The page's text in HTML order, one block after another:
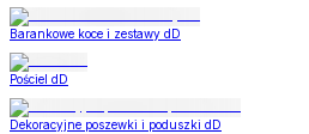
Barankowe koce i zestawy dD
Pościel dD
Dekoracyjne poszewki i poduszki dD